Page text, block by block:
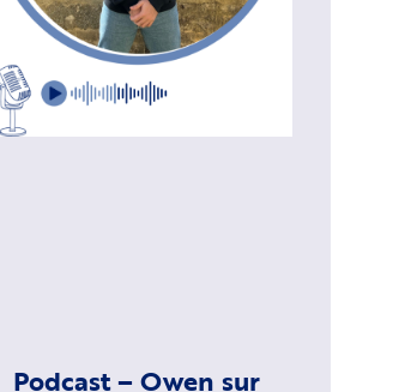
Podcast – Owen sur